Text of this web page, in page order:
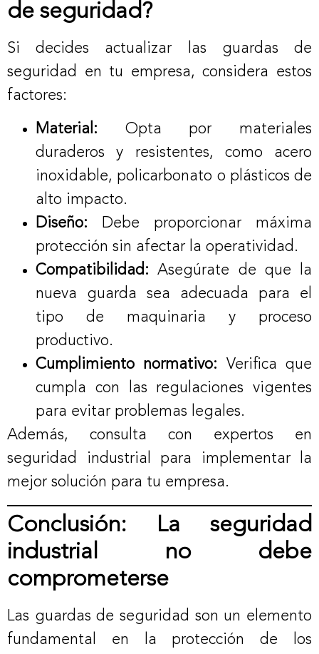
de seguridad?
Si decides actualizar las guardas de
seguridad en tu empresa, considera estos
factores:
Material: Opta por materiales
duraderos y resistentes, como acero
inoxidable, policarbonato o plásticos de
alto impacto.
Diseño: Debe proporcionar máxima
protección sin afectar la operatividad.
Compatibilidad: Asegúrate de que la
nueva guarda sea adecuada para el
tipo de maquinaria y proceso
productivo.
Cumplimiento normativo: Verifica que
cumpla con las regulaciones vigentes
para evitar problemas legales.
Además, consulta con expertos en
seguridad industrial para implementar la
mejor solución para tu empresa.
Conclusión: La seguridad
industrial no debe
comprometerse
Las guardas de seguridad son un elemento
fundamental en la protección de los